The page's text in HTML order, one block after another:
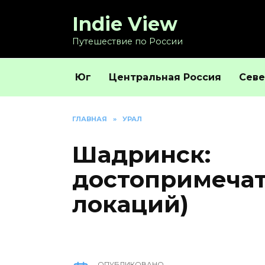
Indie View
Путешествие по России
Юг Центральная Россия
ГЛАВНАЯ » УРАЛ
Шадринск:
локаций)